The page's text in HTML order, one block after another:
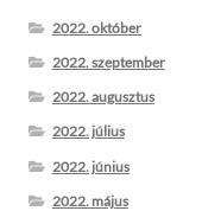
2022. október
2022. szeptember
2022. augusztus
2022. július
2022. június
2022. május